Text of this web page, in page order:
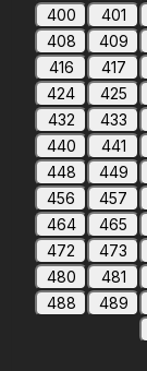
400
401
408
409
416
417
424
425
432
433
440
441
448
449
456
457
464
465
472
473
480
481
488
489